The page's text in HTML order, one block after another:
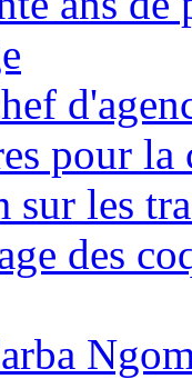
pour la
sur les
des